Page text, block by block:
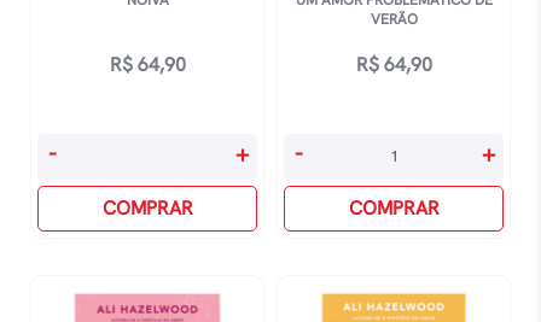
R$64,90
Noiva
- +
COMPRAR
VERÃO
R$64,90
Um
Problemático
De
quantidade
- +
COMPRAR